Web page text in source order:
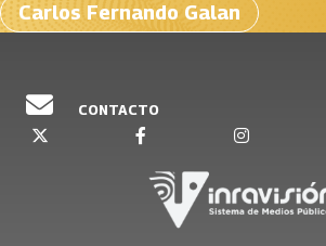
Carlos Fernando Galan
CONTACTO